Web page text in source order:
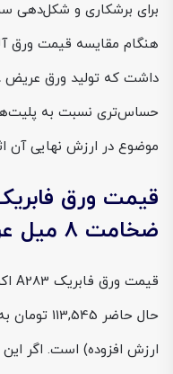
برای برشکاری و شکل‌دهی
هنگام مقایسه قیمت ورق
حساس‌تری نسبت به
موضوع در ارزش نهایی آن
ضخامت 8 میل عرض 2000